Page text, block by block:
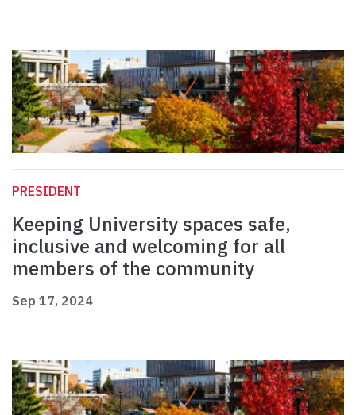
PRESIDENT
Keeping University spaces safe,
inclusive and welcoming for all
members of the community
Sep 17, 2024